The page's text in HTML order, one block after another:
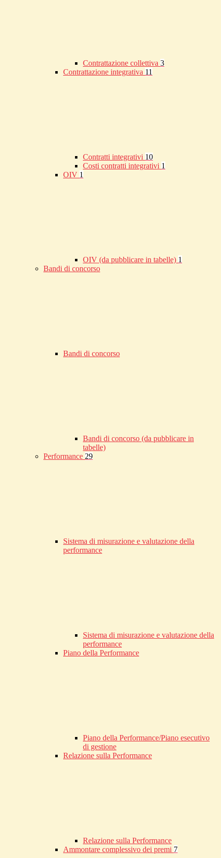
Contrattazione collettiva 3
Contrattazione integrativa 11
Contratti integrativi 10
Costi contratti integrativi 1
OIV 1
OIV (da pubblicare in tabelle) 1
Bandi di concorso
Bandi di concorso
Bandi di concorso (da pubblicare in
tabelle)
Performance 29
Sistema di misurazione e valutazione della
performance
Sistema di misurazione e valutazione della
performance
Piano della Performance
Piano della Performance/Piano esecutivo
di gestione
Relazione sulla Performance
Relazione sulla Performance
Ammontare complessivo dei premi 7